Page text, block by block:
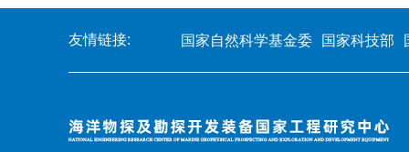
友情链接: 国家自然科学基金委 国家科技部